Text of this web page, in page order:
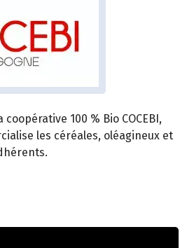
100 % Bio COCEBI,
les céréales, oléagineux et